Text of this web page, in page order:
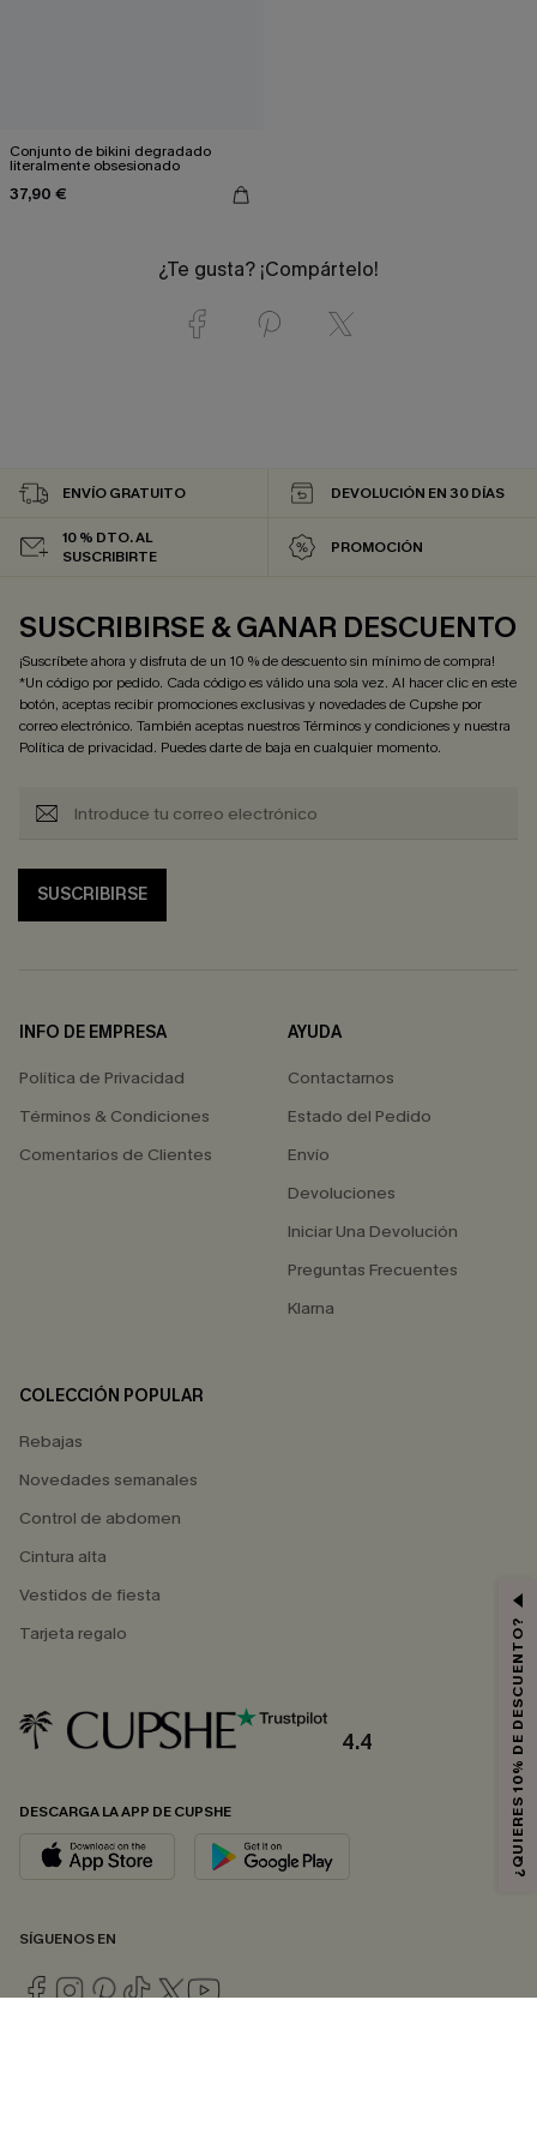
Conjunto de bikini degradado
literalmente obsesionado
37,90 €
¿Te gusta? ¡Compártelo!
ENVÍO GRATUITO DEVOLUCIÓN EN 30 DÍAS
10 % DTO. AL
SUSCRIBIRTE
PROMOCIÓN
SUSCRIBIRSE & GANAR DESCUENTO
¡Suscríbete ahora y disfruta de un 10 % de descuento sin mínimo de compra!
*Un código por pedido. Cada código es válido una sola vez. Al hacer clic en este
botón, aceptas recibir promociones exclusivas y novedades de Cupshe por
correo electrónico. También aceptas nuestrosTérminos y condicionesy nuestra
Política de privacidad. Puedes darte de baja en cualquier momento.
SUSCRIBIRSE
INFO DE EMPRESA
Política de Privacidad
Términos & Condiciones
Comentarios de Clientes
AYUDA
Contactarnos
Estado del Pedido
Envío
Devoluciones
Iniciar Una Devolución
Preguntas Frecuentes
Klarna
COLECCIÓN POPULAR
Rebajas
Novedades semanales
Control de abdomen
Cintura alta
Vestidos de fiesta
Tarjeta regalo
4.4
DESCARGA LA APP DE CUPSHE
SÍGUENOS EN
¿QUIERES 10% DE DESCUENTO?